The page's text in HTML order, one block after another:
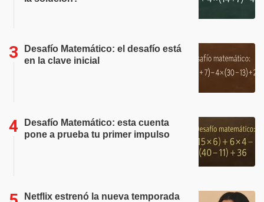
Desafío Matemático: el desafío está
en la clave inicial
Desafío Matemático: esta cuenta
pone a prueba tu primer impulso
Netflix estrenó la nueva temporada